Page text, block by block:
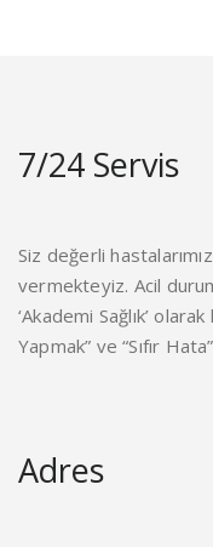
7/24 Servis
Siz değerli
vermekteyiz. Acil
‘Akademi Sağlık’
Yapmak” ve “Sıfır
Adres